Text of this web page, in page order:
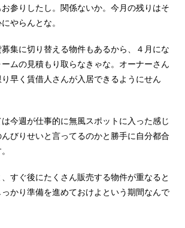
参りしたし。関係ないか。今月の残りはそ
やらんとな。
集に切り替える物件もあるから、４月にな
ムの見積もり取らなきゃな。オーナーさん
早く賃借人さんが入居できるようにせん
今週が仕事的に無風スポットに入った感じ
びりせいと言ってるのかと勝手に自分都合
すぐ後にたくさん販売する物件が重なると
かり準備を進めておけよという期間なんで